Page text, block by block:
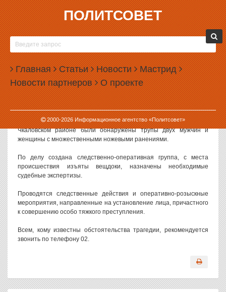
ПОЛИТСОВЕТ
Главная Статьи Новости Мастрид
Новости партнеров О проекте
2000-2026Информационное агентство «Политсовет»
05.10.2009, 10:05
В ЕКАТЕРИНБУРГЕ ВОЗБУЖДЕНО ДЕЛО ПО
ФАКТУ РЕЗНИ НА УМЕЛЬЦЕВ
Следственным отделом по Чкаловскому району г. Екатеринбурга
Следственного управления Следственного комитета при
прокуратуре РФ по Свердловской области возбуждено уголовное
дело по ч. 2 ст. 105 УК РФ (убийство двух и более лиц).
Напомним, в воскресенье в одной из квартир по улице Умельцев в
Чкаловском районе были обнаружены трупы двух мужчин и
женщины с множественными ножевыми ранениями.
По делу создана следственно-оперативная группа, с места
происшествия изъяты вещдоки, назначены необходимые
судебные экспертизы.
Проводятся следственные действия и оперативно-розыскные
мероприятия, направленные на установление лица, причастного
к совершению особо тяжкого преступления.
Всем, кому известны обстоятельства трагедии, рекомендуется
звонить по телефону 02.